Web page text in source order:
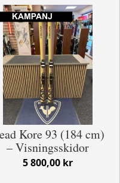
Kore 93 (184 cm)
– Visningsskidor
5 800,00 kr